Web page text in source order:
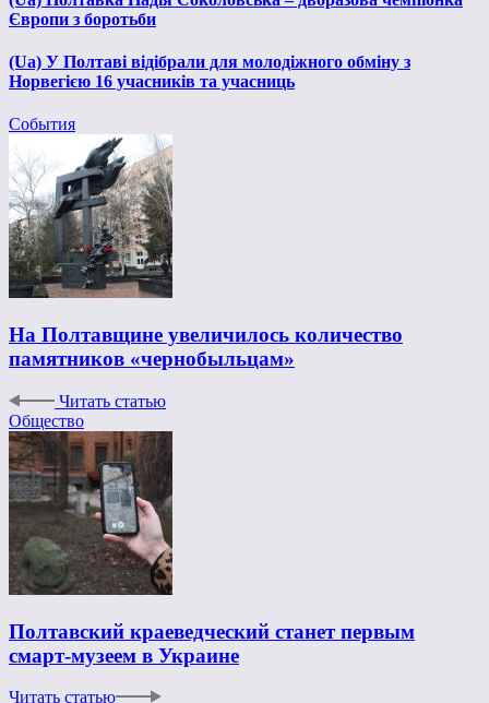
Європи з боротьби
(Ua) У Полтаві відібрали для молодіжного обміну з
Норвегією 16 учасників та учасниць
События
На Полтавщине увеличилось количество
памятников «чернобыльцам»
Читать статью
Общество
Полтавский краеведческий станет первым
смарт-музеем в Украине
Читать статью